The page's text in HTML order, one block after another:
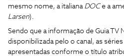
mesmo nome, a italiana DOCe a
Larsen).
Sendo que a informação de Guia TV
disponibilizada pelo o canal, as
apresentadas conforme o título